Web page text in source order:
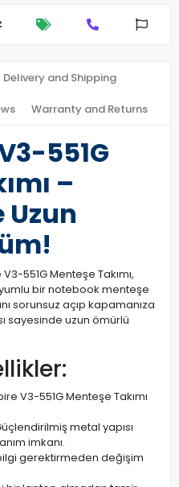
Delivery and Shipping
Warranty and Returns
551G
–
Uzun
551G Menteşe Takımı,
bir notebook menteşe
sorunsuz açıp kapamanıza
sayesinde uzun ömürlü
V3-551G Menteşe Takımı
metal yapısı
imkanı.
gerektirmeden değişim